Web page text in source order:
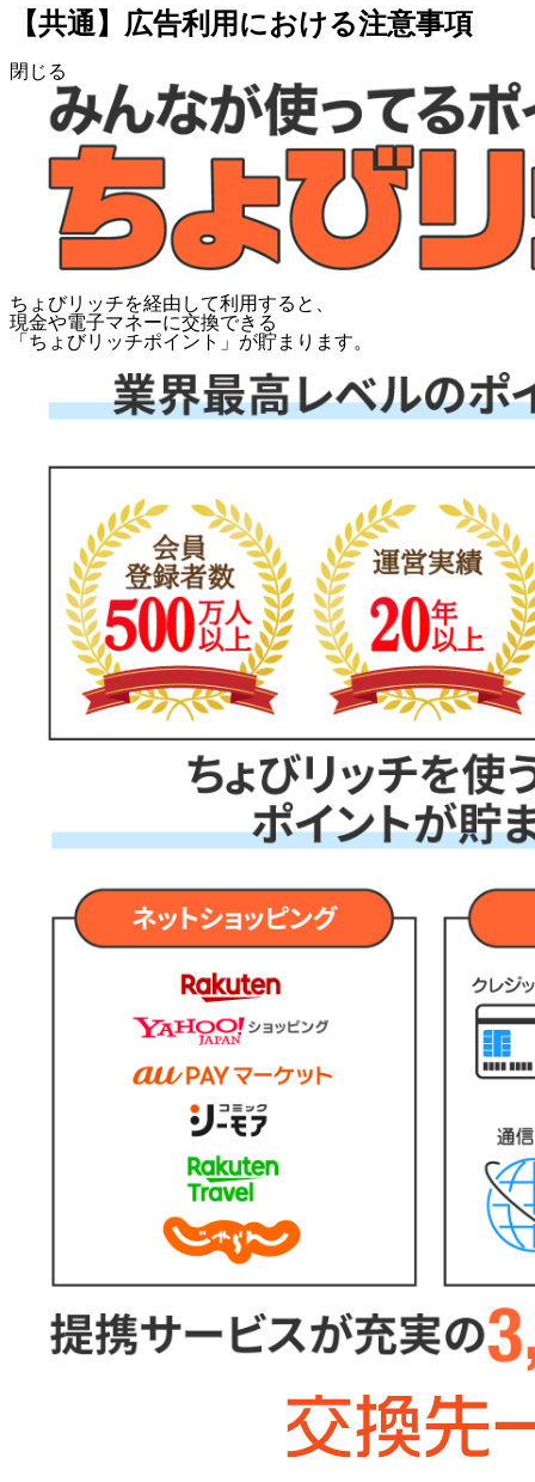
【共通】広告利用における注意事項
閉じる
ちょびリッチを経由して利用すると、
現金や電子マネーに交換できる
「 ちょびリッチポイント 」が貯まります。